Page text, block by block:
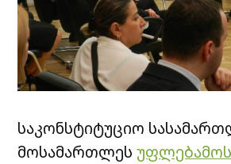
საკონსტიტუციო
მოსამართლეს